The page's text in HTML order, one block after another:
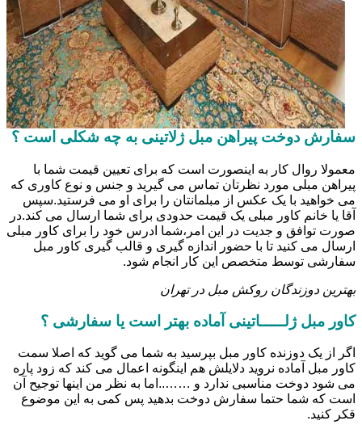
سفارش دوخت پیراهن مبل ژلاتینی به چه شکلی است ؟
معمولا روال کار به اینصورت است که برای تعیین قیمت شما با
پیراهن مبلی مورد نظرتان تماس می گیرید و جنس و نوع کاوری که
می خواهید با یک عکس از مبلمانتان را برای او می فرستید.سپس
آقا یا خانم کاور مبلی یک قیمت حدودی برای شما ارسال می کند.در
صورت توافق و جدیت در این امر،شما ادرس خود را برای کاور مبلی
ارسال می کنید تا با حضور اندازه گیری و قالب گیری کاور مبل
سفارشی توسط متخصص این کار انجام شود.
بهترین دوزندگان روکش مبل در تهران
کاور مبل ژلـــــاتینی آماده بهتر است یا سفارشی ؟
اگر از یک دوزنده کاور مبل بپرسید به شما می گوید که اصلا سمت
کاور مبل آماده نروید دلایلش هم اینگونه اعمال می کند که زود پاره
می شود دوخت مناسبی ندارد و ……..اما به نظر من اینها توجیح آن
است که شما حتما سفارش دوخت بدهید پس کمی به این موضوع
قکر کنید.